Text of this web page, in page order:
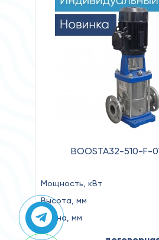
BOOSTA32-510-F-
Мощность, кВт
Высота, мм
Длина, мм